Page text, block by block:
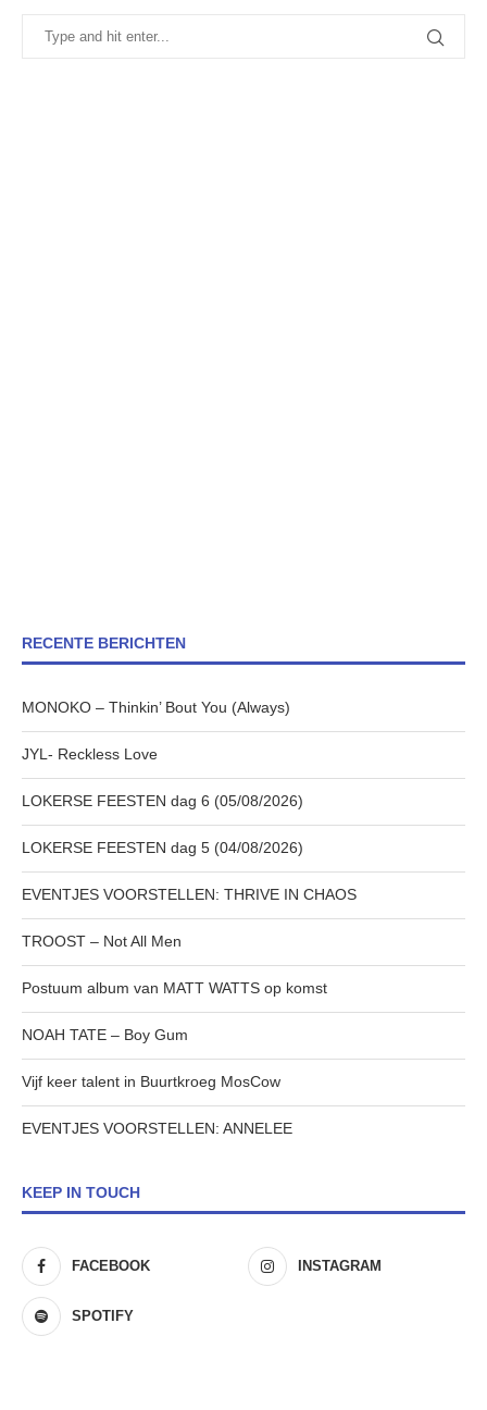
RECENTE BERICHTEN
MONOKO – Thinkin’ Bout You (Always)
JYL- Reckless Love
LOKERSE FEESTEN dag 6 (05/08/2026)
LOKERSE FEESTEN dag 5 (04/08/2026)
EVENTJES VOORSTELLEN: THRIVE IN CHAOS
TROOST – Not All Men
Postuum album van MATT WATTS op komst
NOAH TATE – Boy Gum
Vijf keer talent in Buurtkroeg MosCow
EVENTJES VOORSTELLEN: ANNELEE
KEEP IN TOUCH
FACEBOOK INSTAGRAM
SPOTIFY